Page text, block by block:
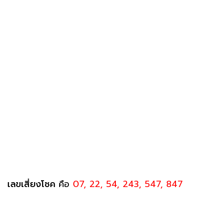
เลขเสี่ยงโชค คือ 07, 22, 54, 243, 547, 847